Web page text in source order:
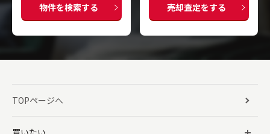
物件を検索する 売却査定をする
TOPページへ